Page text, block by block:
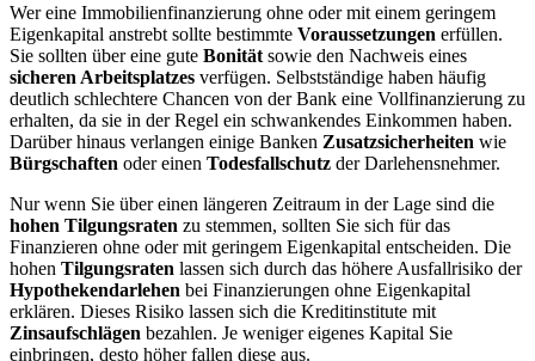
Wer eine Immobilienfinanzierung ohne oder mit einem geringem
Eigenkapital anstrebt sollte bestimmte Voraussetzungen erfüllen.
Sie sollten über eine gute Bonität sowie den Nachweis eines
sicheren Arbeitsplatzes verfügen. Selbstständige haben häufig
deutlich schlechtere Chancen von der Bank eine Vollfinanzierung zu
erhalten, da sie in der Regel ein schwankendes Einkommen haben.
Darüber hinaus verlangen einige Banken Zusatzsicherheiten wie
Bürgschaften oder einen Todesfallschutz der Darlehensnehmer.
Nur wenn Sie über einen längeren Zeitraum in der Lage sind die
hohen Tilgungsraten zu stemmen, sollten Sie sich für das
Finanzieren ohne oder mit geringem Eigenkapital entscheiden. Die
hohen Tilgungsraten lassen sich durch das höhere Ausfallrisiko der
Hypothekendarlehen bei Finanzierungen ohne Eigenkapital
erklären. Dieses Risiko lassen sich die Kreditinstitute mit
Zinsaufschlägen bezahlen. Je weniger eigenes Kapital Sie
einbringen, desto höher fallen diese aus.